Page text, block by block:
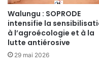
Walungu : SOPRODE
intensifie la
à l’agroécologie et à la
lutte antiérosive
29 mai 2026